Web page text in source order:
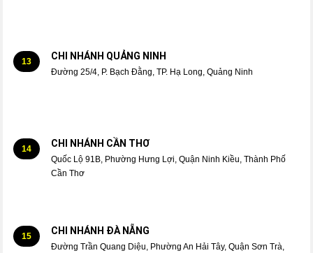
13 CHI NHÁNH QUẢNG NINH
Đường 25/4, P. Bạch Đằng, TP. Hạ Long, Quảng Ninh
14 CHI NHÁNH CẦN THƠ
Quốc Lộ 91B, Phường Hưng Lợi, Quận Ninh Kiều, Thành Phố
Cần Thơ
15 CHI NHÁNH ĐÀ NẴNG
Đường Trần Quang Diệu, Phường An Hải Tây, Quận Sơn Trà,